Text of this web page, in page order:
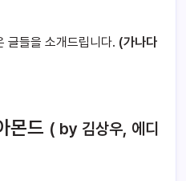
글들을 소개드립니다. (가나다
몬드 ( by 김상우, 에디